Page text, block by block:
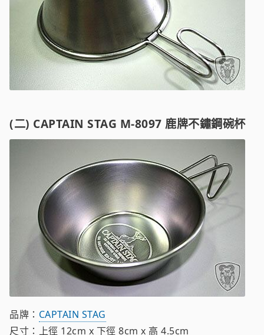
(二) CAPTAIN STAG M-8097 鹿牌不鏽鋼碗杯
品牌： CAPTAIN STAG
尺寸：上徑 12cm x 下徑 8cm x 高 4.5cm